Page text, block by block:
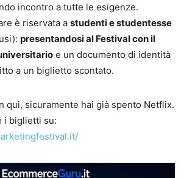
incontro a tutte le esigenze.
è riservata a studenti e studentesse
presentandosi al Festival con il
e un documento di identità
a un biglietto scontato.
qui, sicuramente hai già spento Netflix.
i biglietti su: